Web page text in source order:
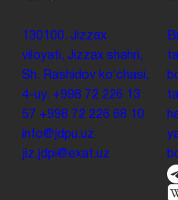
130100. Jizzax
viloyati, Jizzax shahri,
Sh. Rashidov koʻchasi,
4-uy. +998 72 226 13
57 +998 72 226 68 10
info@jdpu.uz
jiz.jdpi@exat.uz